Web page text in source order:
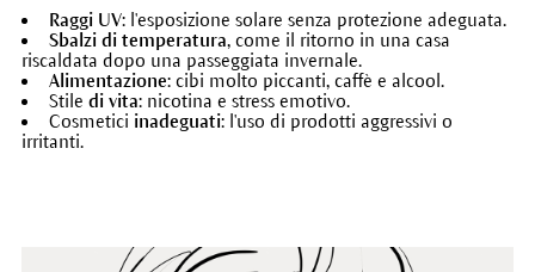
Raggi UV: l'esposizione solare senza protezione adeguata.
Sbalzi di temperatura, come il ritorno in una casa
riscaldata dopo una passeggiata invernale.
Alimentazione: cibi molto piccanti, caffè e alcool.
Stile di vita: nicotina e stress emotivo.
Cosmetici inadeguati: l'uso di prodotti aggressivi o
irritanti.